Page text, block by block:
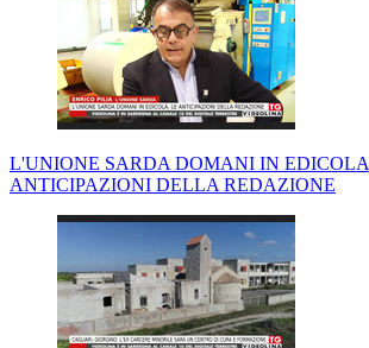
L'UNIONE SARDA DOMANI IN
ANTICIPAZIONI DELLA REDAZIONE